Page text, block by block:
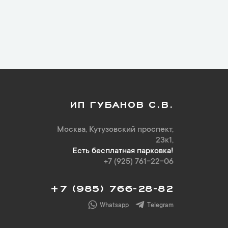
ИП ГУБАНОВ С.В.
Москва, Кутузовский проспект,
23к1,
Есть бесплатная парковка!
+7 (925) 761-22-06
+7 (985) 766-28-82
Whatsapp Telegram